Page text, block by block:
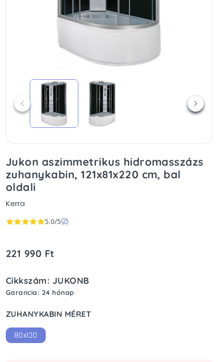
Jukon aszimmetrikus hidromasszázs
zuhanykabin, 121x81x220 cm, bal
oldali
Kerra
5.0/5
221 990 Ft
Cikkszám: JUKONB
Garancia: 24 hónap
ZUHANYKABIN MÉRET
80x120